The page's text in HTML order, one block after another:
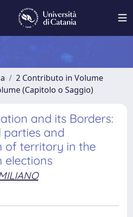
2 Contributo in Volume
(Capitolo o Saggio)
and its Borders:
parties and
of territory in the
elections